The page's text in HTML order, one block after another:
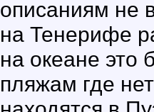
описаниям не
на Тенерифе
на океане это
пляжам где